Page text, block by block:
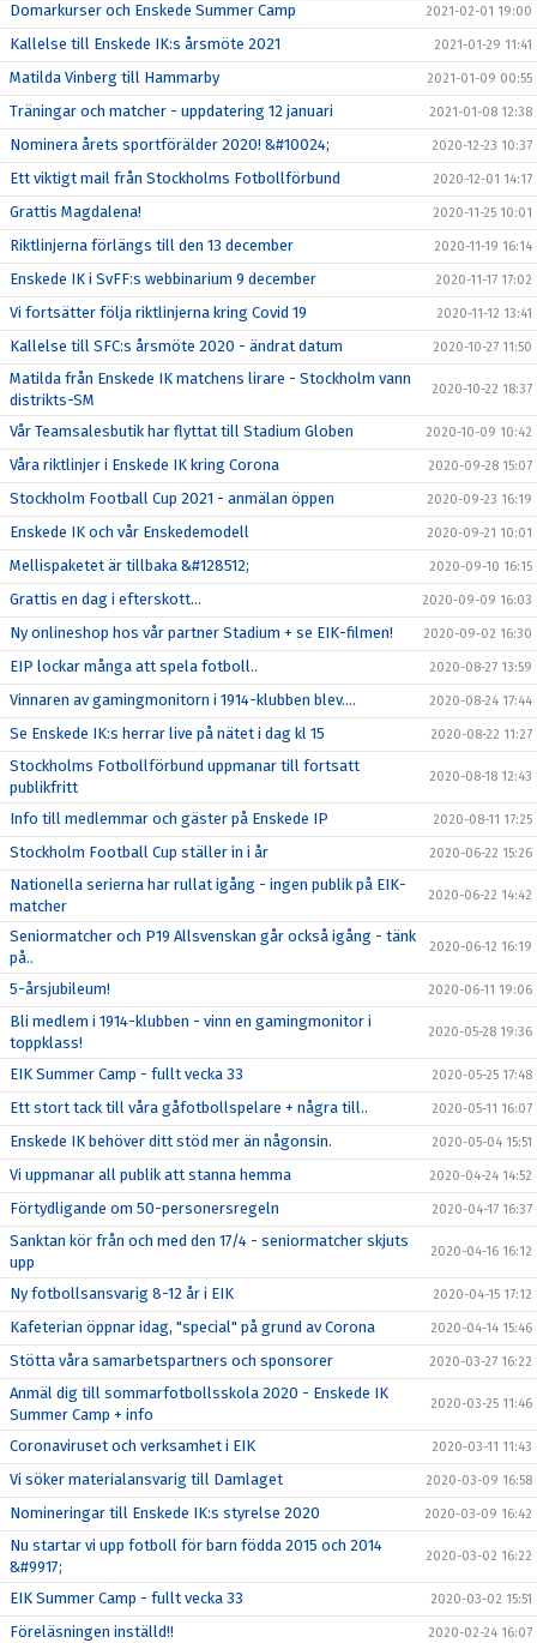
Domarkurser och Enskede Summer Camp 2021-02-01 19:00
Kallelse till Enskede IK:s årsmöte 2021 2021-01-29 11:41
Matilda Vinberg till Hammarby 2021-01-09 00:55
Träningar och matcher - uppdatering 12 januari 2021-01-08 12:38
Nominera årets sportförälder 2020! &#10024; 2020-12-23 10:37
Ett viktigt mail från Stockholms Fotbollförbund 2020-12-01 14:17
Grattis Magdalena! 2020-11-25 10:01
Riktlinjerna förlängs till den 13 december 2020-11-19 16:14
Enskede IK i SvFF:s webbinarium 9 december 2020-11-17 17:02
Vi fortsätter följa riktlinjerna kring Covid 19 2020-11-12 13:41
Kallelse till SFC:s årsmöte 2020 - ändrat datum 2020-10-27 11:50
Matilda från Enskede IK matchens lirare - Stockholm vann
distrikts-SM
2020-10-22 18:37
Vår Teamsalesbutik har flyttat till Stadium Globen 2020-10-09 10:42
Våra riktlinjer i Enskede IK kring Corona 2020-09-28 15:07
Stockholm Football Cup 2021 - anmälan öppen 2020-09-23 16:19
Enskede IK och vår Enskedemodell 2020-09-21 10:01
Mellispaketet är tillbaka &#128512; 2020-09-10 16:15
Grattis en dag i efterskott... 2020-09-09 16:03
Ny onlineshop hos vår partner Stadium + se EIK-filmen! 2020-09-02 16:30
EIP lockar många att spela fotboll.. 2020-08-27 13:59
Vinnaren av gamingmonitorn i 1914-klubben blev.... 2020-08-24 17:44
Se Enskede IK:s herrar live på nätet i dag kl 15 2020-08-22 11:27
Stockholms Fotbollförbund uppmanar till fortsatt
publikfritt
2020-08-18 12:43
Info till medlemmar och gäster på Enskede IP 2020-08-11 17:25
Stockholm Football Cup ställer in i år 2020-06-22 15:26
Nationella serierna har rullat igång - ingen publik på EIK-
matcher
2020-06-22 14:42
Seniormatcher och P19 Allsvenskan går också igång - tänk
på..
2020-06-12 16:19
5-årsjubileum! 2020-06-11 19:06
Bli medlem i 1914-klubben - vinn en gamingmonitor i
toppklass!
2020-05-28 19:36
EIK Summer Camp - fullt vecka 33 2020-05-25 17:48
Ett stort tack till våra gåfotbollspelare + några till.. 2020-05-11 16:07
Enskede IK behöver ditt stöd mer än någonsin. 2020-05-04 15:51
Vi uppmanar all publik att stanna hemma 2020-04-24 14:52
Förtydligande om 50-personersregeln 2020-04-17 16:37
Sanktan kör från och med den 17/4 - seniormatcher skjuts
upp
2020-04-16 16:12
Ny fotbollsansvarig 8-12 år i EIK 2020-04-15 17:12
Kafeterian öppnar idag, "special" på grund av Corona 2020-04-14 15:46
Stötta våra samarbetspartners och sponsorer 2020-03-27 16:22
Anmäl dig till sommarfotbollsskola 2020 - Enskede IK
Summer Camp + info
2020-03-25 11:46
Coronaviruset och verksamhet i EIK 2020-03-11 11:43
Vi söker materialansvarig till Damlaget 2020-03-09 16:58
Nomineringar till Enskede IK:s styrelse 2020 2020-03-09 16:42
Nu startar vi upp fotboll för barn födda 2015 och 2014
&#9917;
2020-03-02 16:22
EIK Summer Camp - fullt vecka 33 2020-03-02 15:51
Föreläsningen inställd!! 2020-02-24 16:07